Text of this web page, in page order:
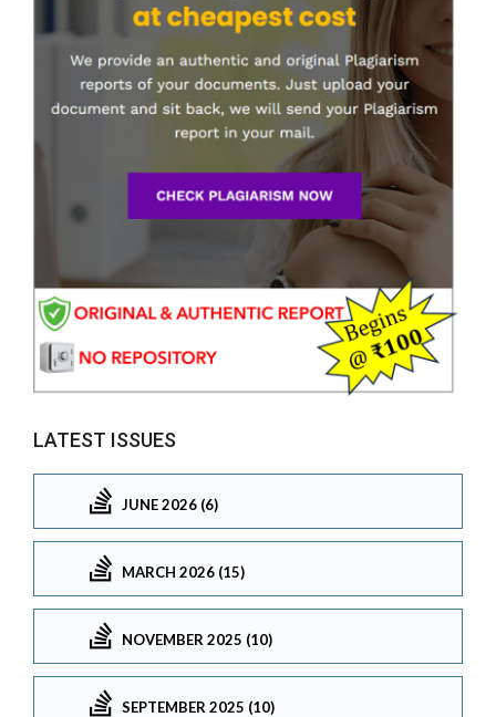
LATEST ISSUES
JUNE 2026 (6)
MARCH 2026 (15)
NOVEMBER 2025 (10)
SEPTEMBER 2025 (10)